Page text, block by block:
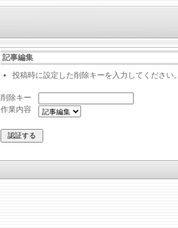
記事編集
投稿時に設定した削除キーを入力してください。
削除キー
作業内容